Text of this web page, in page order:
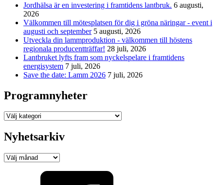
Jordhälsa är en investering i framtidens lantbruk. 6 augusti,
2026
Välkommen till mötesplatsen för dig i gröna näringar - event i
augusti och september 5 augusti, 2026
Utveckla din lammproduktion - välkommen till höstens
regionala producentträffar! 28 juli, 2026
Lantbruket lyfts fram som nyckelspelare i framtidens
energisystem 7 juli, 2026
Save the date: Lamm 2026 7 juli, 2026
Programnyheter
Programnyheter
Nyhetsarkiv
Nyhetsarkiv